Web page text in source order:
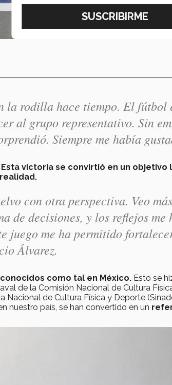
la rodilla hace tiempo. El fútbol
al grupo representativo. Sin
Siempre me había
Esta victoria se convirtió en un objetivo
con otra perspectiva. Veo
de decisiones, y los reflejos me
juego me ha permitido
Álvarez.
como tal en México. Esto se
de la Comisión Nacional de Cultura
de Cultura Física y Deporte
nuestro país, se han convertido en un